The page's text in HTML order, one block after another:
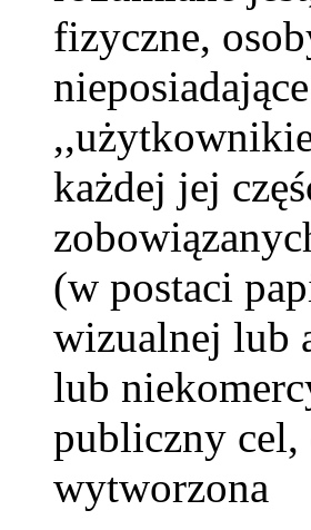
fizyczne,
każdej jej
(w postaci
wizualnej lub
lub
publiczny cel,
wytworzona